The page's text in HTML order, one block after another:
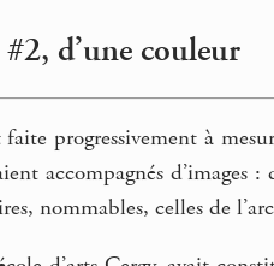
d’une couleur
progressivement à
accompagnés d’images :
nommables, celles de